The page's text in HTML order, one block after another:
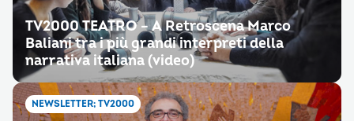
TV2000 TEATRO – A Retroscena Marco
Baliani tra i più grandi interpreti della
narrativa italiana (video)
NEWSLETTER; TV2000